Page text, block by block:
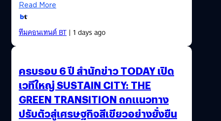
Read More
ทีมคอนเทนต์ BT| 1 days ago
ครบรอบ 6 ปี สำนักข่าว TODAY เปิด
เวทีใหญ่ SUSTAIN CITY: THE
GREEN TRANSITION ถกแนวทาง
ปรับตัวสู่เศรษฐกิจสีเขียวอย่างยั่งยืน